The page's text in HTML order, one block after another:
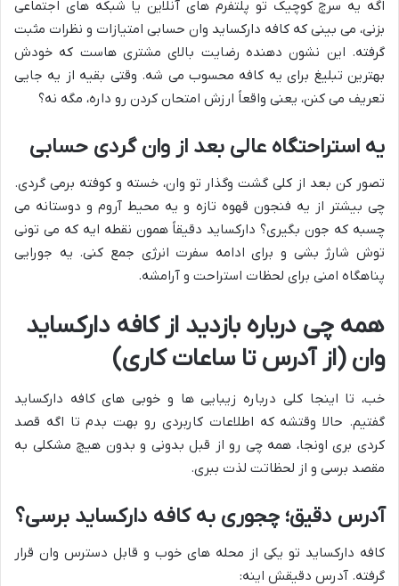
اگه یه سرچ کوچیک تو پلتفرم های آنلاین یا شبکه های اجتماعی
بزنی، می بینی که کافه دارکساید وان حسابی امتیازات و نظرات مثبت
گرفته. این نشون دهنده رضایت بالای مشتری هاست که خودش
بهترین تبلیغ برای یه کافه محسوب می شه. وقتی بقیه از یه جایی
تعریف می کنن، یعنی واقعاً ارزش امتحان کردن رو داره، مگه نه؟
یه استراحتگاه عالی بعد از وان گردی حسابی
تصور کن بعد از کلی گشت وگذار تو وان، خسته و کوفته برمی گردی.
چی بیشتر از یه فنجون قهوه تازه و یه محیط آروم و دوستانه می
چسبه که جون بگیری؟ دارکساید دقیقاً همون نقطه ایه که می تونی
توش شارژ بشی و برای ادامه سفرت انرژی جمع کنی. یه جورایی
پناهگاه امنی برای لحظات استراحت و آرامشه.
همه چی درباره بازدید از کافه دارکساید
وان (از آدرس تا ساعات کاری)
خب، تا اینجا کلی درباره زیبایی ها و خوبی های کافه دارکساید
گفتیم. حالا وقتشه که اطلاعات کاربردی رو بهت بدم تا اگه قصد
کردی بری اونجا، همه چی رو از قبل بدونی و بدون هیچ مشکلی به
مقصد برسی و از لحظاتت لذت ببری.
آدرس دقیق؛ چجوری به کافه دارکساید برسی؟
کافه دارکساید تو یکی از محله های خوب و قابل دسترس وان قرار
گرفته. آدرس دقیقش اینه: